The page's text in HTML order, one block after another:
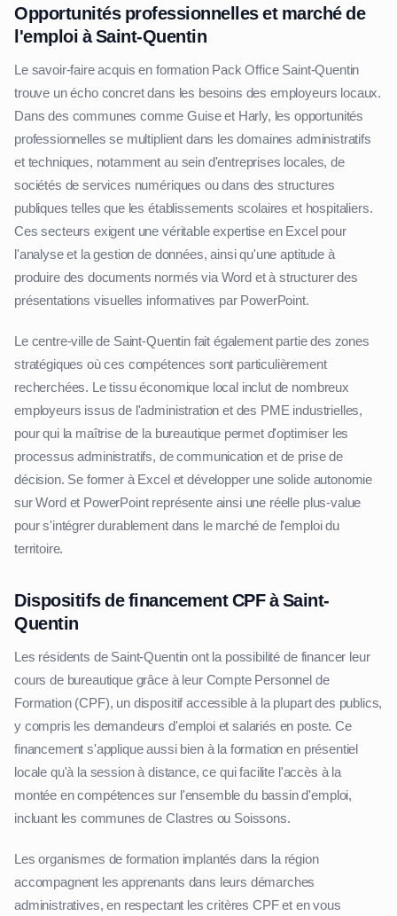
Opportunités professionnelles et marché de
l'emploi à Saint-Quentin
Le savoir-faire acquis en formation Pack Office Saint-Quentin
trouve un écho concret dans les besoins des employeurs locaux.
Dans des communes comme Guise et Harly, les opportunités
professionnelles se multiplient dans les domaines administratifs
et techniques, notamment au sein d'entreprises locales, de
sociétés de services numériques ou dans des structures
publiques telles que les établissements scolaires et hospitaliers.
Ces secteurs exigent une véritable expertise en Excel pour
l'analyse et la gestion de données, ainsi qu'une aptitude à
produire des documents normés via Word et à structurer des
présentations visuelles informatives par PowerPoint.
Le centre-ville de Saint-Quentin fait également partie des zones
stratégiques où ces compétences sont particulièrement
recherchées. Le tissu économique local inclut de nombreux
employeurs issus de l'administration et des PME industrielles,
pour qui la maîtrise de la bureautique permet d'optimiser les
processus administratifs, de communication et de prise de
décision. Se former à Excel et développer une solide autonomie
sur Word et PowerPoint représente ainsi une réelle plus-value
pour s'intégrer durablement dans le marché de l'emploi du
territoire.
Dispositifs de financement CPF à Saint-
Quentin
Les résidents de Saint-Quentin ont la possibilité de financer leur
cours de bureautique grâce à leur Compte Personnel de
Formation (CPF), un dispositif accessible à la plupart des publics,
y compris les demandeurs d'emploi et salariés en poste. Ce
financement s'applique aussi bien à la formation en présentiel
locale qu'à la session à distance, ce qui facilite l'accès à la
montée en compétences sur l'ensemble du bassin d'emploi,
incluant les communes de Clastres ou Soissons.
Les organismes de formation implantés dans la région
accompagnent les apprenants dans leurs démarches
administratives, en respectant les critères CPF et en vous